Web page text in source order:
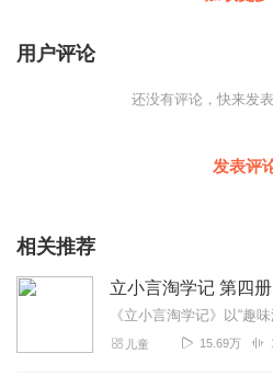
深圳市立言教育研究院副院长，主题
文本美读方法，形成灵动秀美的美
等。近两年，受各地教育局、教研
赞许。
用户评论
还没有评论，快来发
发表评
相关推荐
立小言淘学记 第四册
儿童 15.69万